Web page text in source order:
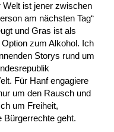
Welt ist jener zwischen
am nächsten Tag“
und Gras ist als
zum Alkohol. Ich
Storys rund um
Für Hanf engagiere
um den Rausch und
um Freiheit,
Bürgerrechte geht.